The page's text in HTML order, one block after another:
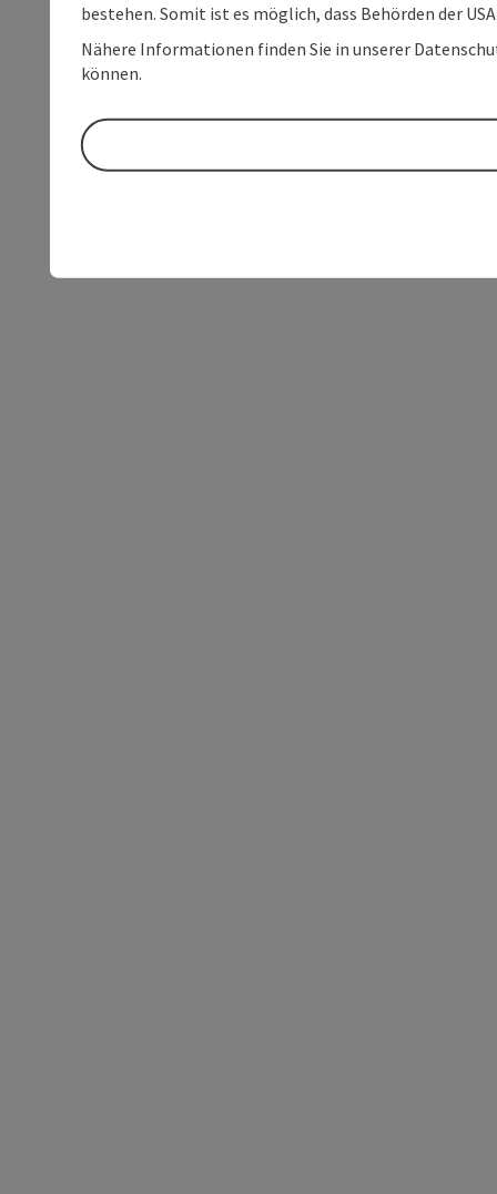
bestehen. Somit ist es möglich, dass Behörden der
Nähere Informationen finden Sie in unserer
können.